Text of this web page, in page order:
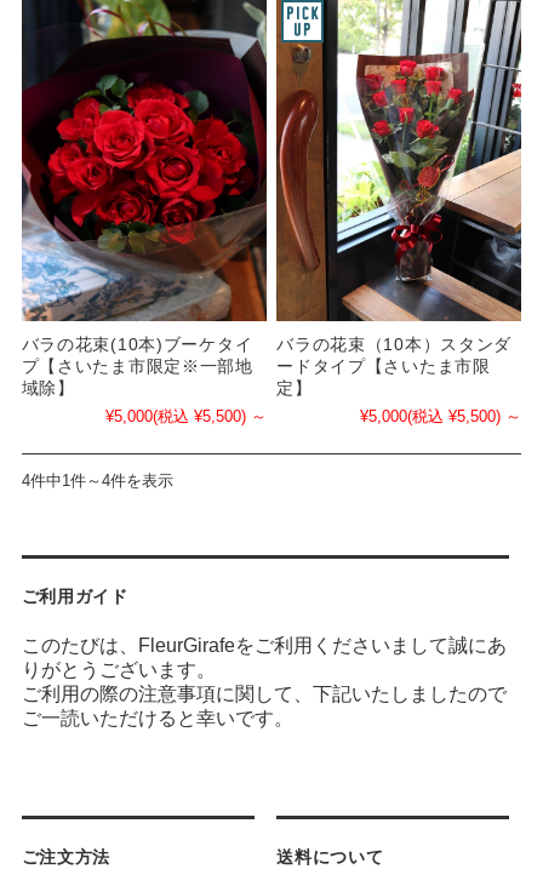
バラの花束(10本)ブーケタイ
プ【さいたま市限定※一部地
域除】
¥5,000(税込 ¥5,500) ～
バラの花束（10本）スタンダ
ードタイプ【さいたま市限
定】
¥5,000(税込 ¥5,500) ～
4件中1件～4件を表示
ご利用ガイド
このたびは、FleurGirafeをご利用くださいまして誠にあ
りがとうございます。
ご利用の際の注意事項に関して、下記いたしましたので
ご一読いただけると幸いです。
ご注文方法 送料について